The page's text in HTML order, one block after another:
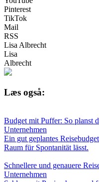
Pinterest
TikTok
Mail
RSS
Lisa Albrecht
Lisa
Albrecht
Læs også:
Budget mit Puffer: So planst
Unternehmen
Ein gut geplantes
Raum für Spontanität lässt.
Schnellere und genauere
Unternehmen